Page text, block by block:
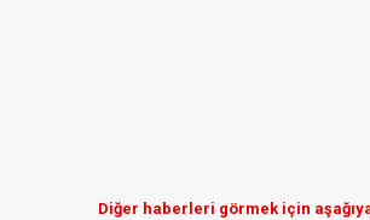
Diğer haberleri görmek için